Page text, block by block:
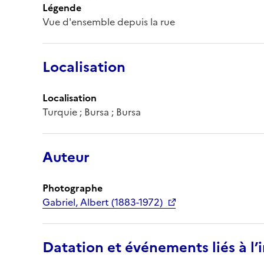
Légende
Vue d'ensemble depuis la rue
Localisation
Localisation
Turquie ; Bursa ; Bursa
Auteur
Photographe
Gabriel, Albert (1883-1972)
Datation et événements liés à